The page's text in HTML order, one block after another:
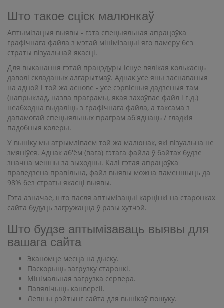
Што такое сціск малюнкаў
Аптымізацыя выявы - гэта спецыяльная апрацоўка
графічнага файла з мэтай мінімізацыі яго памеру без
страты візуальнай якасці.
Для выканання гэтай працэдуры існуе вялікая колькасць
даволі складаных алгарытмаў. Аднак усе яны заснаваныя
на адной і той жа аснове - усе сэрвісныя дадзеныя там
(напрыклад, назва праграмы, якая захоўвае файл і г.д.)
неабходна выдаліць з графічнага файла, а таксама з
дапамогай спецыяльных праграм аб'яднаць / гладкія
падобныя колеры.
У выніку мы атрымліваем той жа малюнак, які візуальна не
змяніўся. Аднак аб'ём (вага) гэтага файла ў байтах будзе
значна меншы за зыходны. Калі гэтая апрацоўка
праведзена правільна, файл выявы можна паменшыць да
98% без страты якасці выявы.
Гэта азначае, што пасля аптымізацыі карцінкі на старонках
сайта будуць загружацца ў разы хутчэй.
Што будзе аптымізаваць выявы для
вашага сайта
Эканомце месца на дыску.
Паскорыць загрузку старонкі.
Мінімальная загрузка сервера.
Павялічыць канверсіі.
Лепшы рэйтынг сайта для вынікаў пошуку.